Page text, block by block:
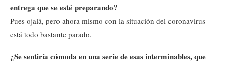
entrega que se esté preparando?
Pues ojalá, pero ahora mismo con la situación del coronavirus
está todo bastante parado.
¿Se sentiría cómoda en una serie de esas interminables, que